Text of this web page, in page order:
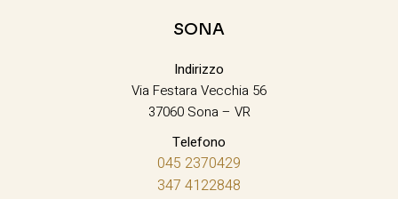
SONA
Indirizzo
Via Festara Vecchia 56
37060 Sona – VR
Telefono
045 2370429
347 4122848